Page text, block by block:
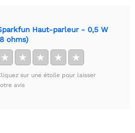
Haut-parleur - 0,5 W
ohms)
★ ★ ★ ★ ★
sur une étoile pour laisser
avis